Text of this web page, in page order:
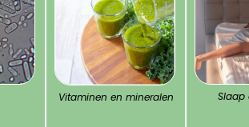
Vitaminen en mineralen Slaap